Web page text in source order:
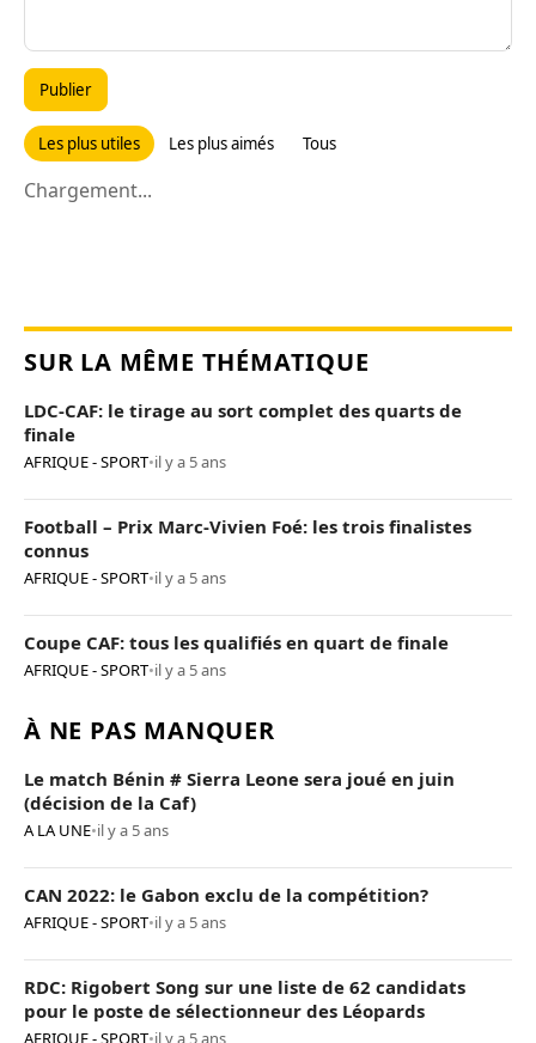
Publier
Les plus utiles Les plus aimés Tous
Chargement...
SUR LA MÊME THÉMATIQUE
LDC-CAF: le tirage au sort complet des quarts de
finale
AFRIQUE - SPORT•il y a 5 ans
Football – Prix Marc-Vivien Foé: les trois finalistes
connus
AFRIQUE - SPORT•il y a 5 ans
Coupe CAF: tous les qualifiés en quart de finale
AFRIQUE - SPORT•il y a 5 ans
À NE PAS MANQUER
Le match Bénin # Sierra Leone sera joué en juin
(décision de la Caf)
A LA UNE•il y a 5 ans
CAN 2022: le Gabon exclu de la compétition?
AFRIQUE - SPORT•il y a 5 ans
RDC: Rigobert Song sur une liste de 62 candidats
pour le poste de sélectionneur des Léopards
AFRIQUE - SPORT•il y a 5 ans